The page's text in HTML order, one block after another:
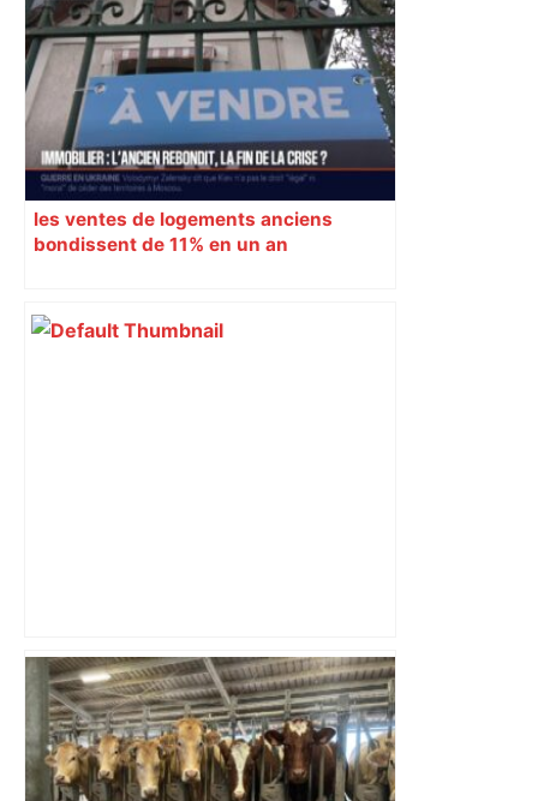
les ventes de logements anciens
bondissent de 11% en un an
La Patte Sucrée mêle deux passions
pour les chats et la pâtisserie au nord
de Toulouse. Pierrine va vous
surprendre. – francebleu.fr